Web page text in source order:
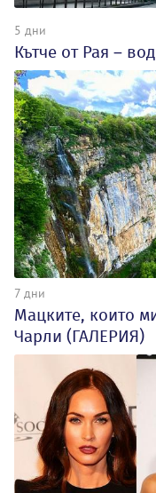
5 дни
Кътче от Рая –
7 дни
Мацките, които
Чарли (ГАЛЕРИЯ)